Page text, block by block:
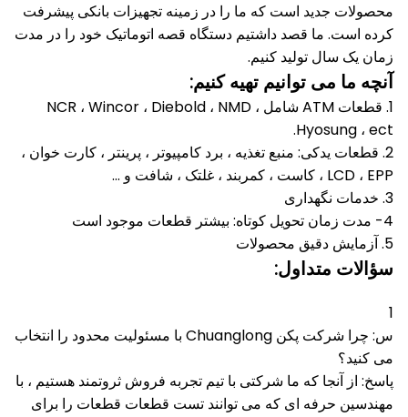
محصولات جدید است که ما را در زمینه تجهیزات بانکی پیشرفت
کرده است. ما قصد داشتیم دستگاه قصه اتوماتیک خود را در مدت
زمان یک سال تولید کنیم.
آنچه ما می توانیم تهیه کنیم:
1. قطعات ATM شامل NCR ، Wincor ، Diebold ، NMD ،
Hyosung ، ect.
2. قطعات یدکی: منبع تغذیه ، برد کامپیوتر ، پرینتر ، کارت خوان ،
LCD ، EPP ، کاست ، کمربند ، غلتک ، شافت و ...
3. خدمات نگهداری
4- مدت زمان تحویل کوتاه: بیشتر قطعات موجود است
5. آزمایش دقیق محصولات
سؤالات متداول:
1
س: چرا شرکت پکن Chuanglong با مسئولیت محدود را انتخاب
می کنید؟
پاسخ: از آنجا که ما شرکتی با تیم تجربه فروش ثروتمند هستیم ، با
مهندسین حرفه ای که می توانند تست قطعات قطعات را برای